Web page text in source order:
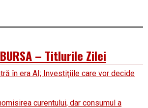
– Titlurile Zilei
în era AI; Investiţiile care vor decide
curentului, dar consumul a